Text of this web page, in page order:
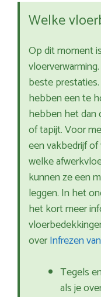
Welke
Op dit moment
beste
hebben een te
hebben het dan
of tapijt. Voor
een vakbedrijf
welke
kunnen ze een
leggen. In het
het kort meer
overInfrezen
Tegels
als je